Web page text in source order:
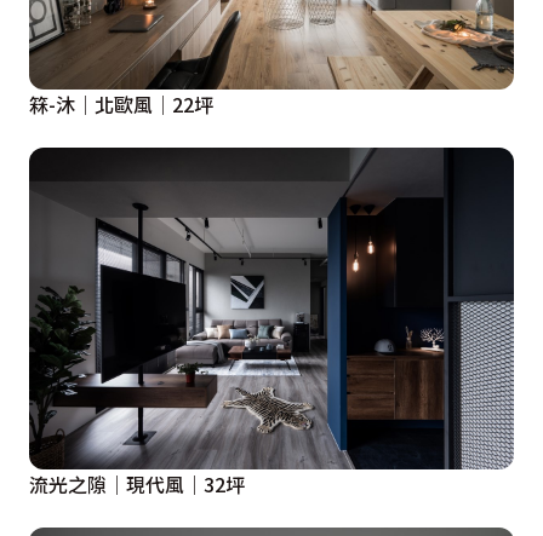
箖-沐│北歐風│22坪
流光之隙│現代風│32坪